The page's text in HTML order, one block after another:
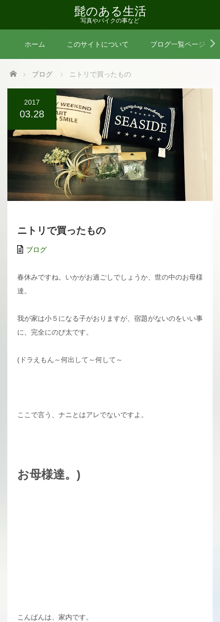
髭のある生活
写真やバイクの事など
ホーム このサイトについて ブログ一覧ページ
Home ブログ ニトリで買ったもの
2017
03.28
ニトリで買ったもの
ブログ
春休みですね。いかがお過ごしでしょうか、世の中のお母様
達。
我が家は小５になる子がおりますが、宿題がないのをいい事
に、完全にのび太です。
(ドラえもん～何出して～何して～
ここで言う、ナニとはアレでないですよ。
お母様達。)
こんばんは、家内です。